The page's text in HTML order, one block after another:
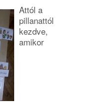
Attól a
pillanattól
kezdve,
amikor